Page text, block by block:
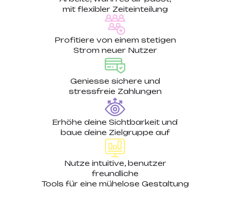
mit flexibler Zeiteinteilung
Profitiere von einem stetigen
Strom neuer Nutzer
Geniesse sichere und
stressfreie Zahlungen
Erhöhe deine Sichtbarkeit und
baue deine Zielgruppe auf
Nutze intuitive, benutzer
freundliche
Tools für eine mühelose Gestaltung